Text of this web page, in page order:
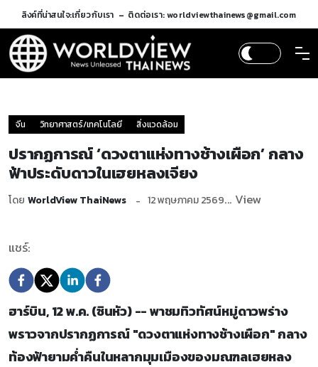
ลิงค์ที่น่าสนใจ:เกี่ยวกับเรา ติดต่อเรา: worldviewthainews@gmail.com
จีน วิทยาศาสตร์/เทคโนโลยี สิ่งแวดล้อม
ปรากฏการณ์ ‘ดวงตาแห่งทางช้างเผือก’ กลาง
ฟ้าประดับดาวในเฮยหลงเจียง
โดย WorldView ThaiNews 12 พฤษภาคม 2569... View
แชร์:
ฮาร์บิน, 12 พ.ค. (ซินหัว) -- พาชมทิวทัศน์หมู่ดาวพร่าง
พราวจากปรากฏการณ์ "ดวงตาแห่งทางช้างเผือก" กลาง
ท้องฟ้ายามค่ำคืนในหลากมุมเมืองของมณฑลเฮยหลง